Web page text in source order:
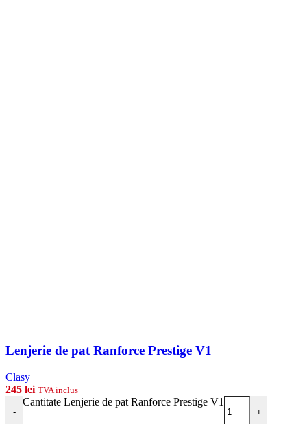
Lenjerie de pat Ranforce Prestige V1
Clasy
245 lei TVA inclus
-
Cantitate Lenjerie de pat Ranforce Prestige V1
+